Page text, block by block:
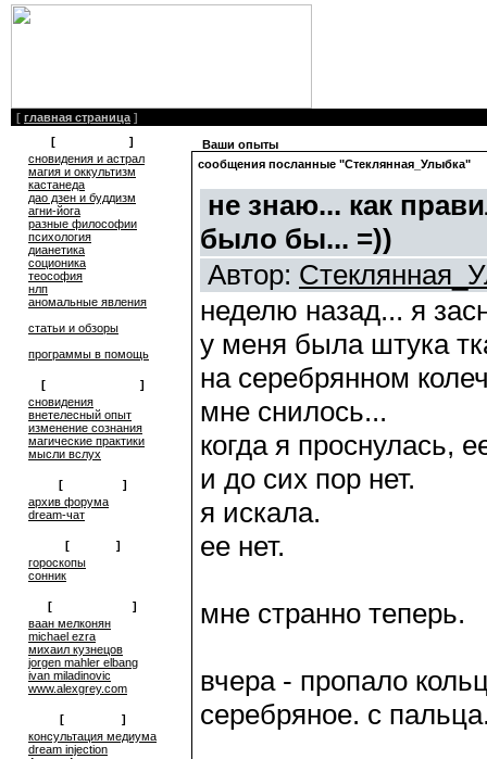
[ главная страница ]
[
]
сновидения и астрал
магия и оккультизм
кастанеда
дао дзен и буддизм
агни-йога
разные философии
психология
дианетика
соционика
теософия
нлп
аномальные явления
статьи и обзоры
программы в помощь
[
]
cновидения
внетелесный опыт
изменение сознания
магические практики
мысли вслух
[
]
архив форума
dream-чат
[
]
гороскопы
сонник
[
]
ваан мелконян
michael ezra
михаил кузнецов
jorgen mahler elbang
ivan miladinovic
www.alexgrey.com
[
]
консультация медиума
dream injection
Ваши опыты
сообщения посланные "Стеклянная_Улыбка"
не знаю... как
было бы... =))
Автор:
неделю назад... я
у меня была штука
на серебрянном
мне снилось...
когда я проснулась,
и до сих пор нет.
я искала.
ее нет.
мне странно теперь.
вчера - пропало
серебряное. с